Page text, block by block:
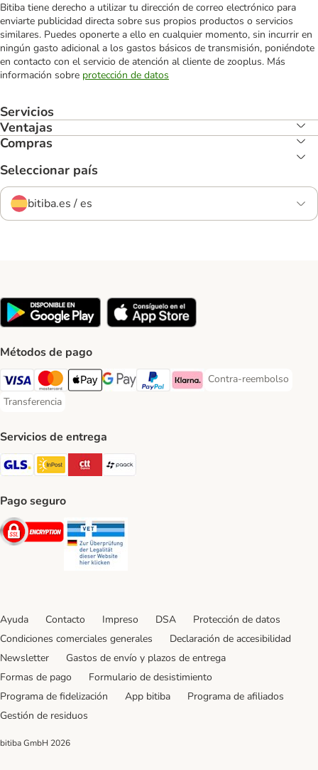
Bitiba tiene derecho a utilizar tu dirección de correo electrónico para
enviarte publicidad directa sobre sus propios productos o servicios
similares. Puedes oponerte a ello en cualquier momento, sin incurrir en
ningún gasto adicional a los gastos básicos de transmisión, poniéndote
en contacto con el servicio de atención al cliente de zooplus. Más
información sobre protección de datos
Servicios
Ventajas
Compras
Seleccionar país
bitiba.es / es
Métodos de pago
Visa Payment Method
Mastercard Payment Method
Apple Pay Payment Method
Google Pay Payment Method
PayPal Payment Method
Klarna Payment Method
Contra-reembolso
Contra-reembolso
Transferencia
Transferencia Payment Method
Servicios de entrega
GLS Shipping Method
InPost Shipping Method
CTTExpress Shipping Method
paack Shipping Method
Pago seguro
Security
Ayuda Contacto Impreso DSA
Protección de datos
Condiciones comerciales generales
Declaración de accesibilidad
Newsletter
Gastos de envío y plazos de entrega
Formas de pago
Formulario de desistimiento
Programa de fidelización
App bitiba
Programa de afiliados
Gestión de residuos
bitiba GmbH 2026